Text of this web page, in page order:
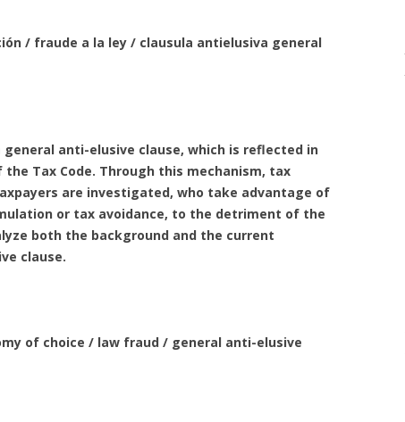
/ fraude a la ley / clausula antielusiva general
anti-elusive clause, which is reflected in
Tax Code. Through this mechanism, tax
are investigated, who take advantage of
or tax avoidance, to the detriment of the
both the background and the current
clause.
of choice / law fraud / general anti-elusive